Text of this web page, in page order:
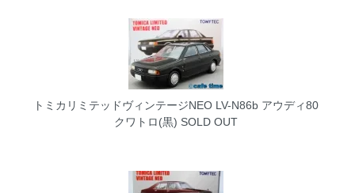
トミカリミテッドヴィンテージNEO LV-N86b アウディ80
クワトロ(黒) SOLD OUT